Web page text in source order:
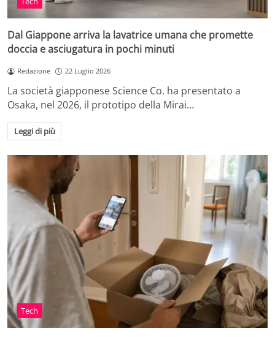
Dal Giappone arriva la lavatrice umana che promette
doccia e asciugatura in pochi minuti
Redazione 22 Luglio 2026
La società giapponese Science Co. ha presentato a
Osaka, nel 2026, il prototipo della Mirai…
Leggi di più
Tech